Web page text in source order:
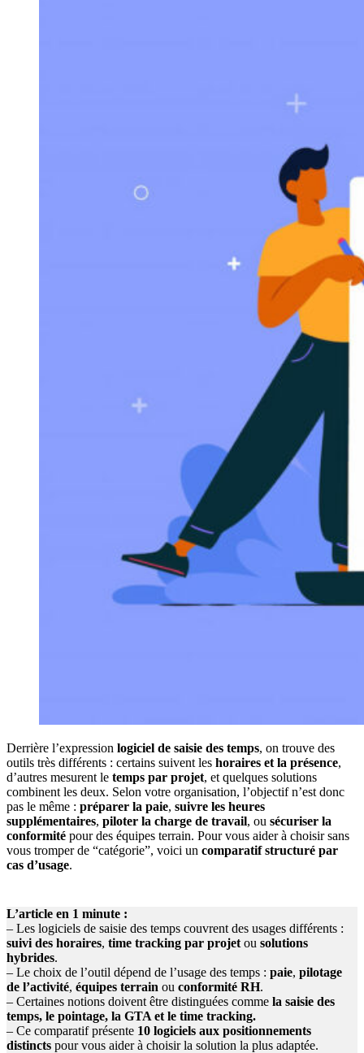
Derrière l’expression logiciel de saisie des temps, on trouve des
outils très différents : certains suivent les horaires et la présence,
d’autres mesurent le temps par projet, et quelques solutions
combinent les deux. Selon votre organisation, l’objectif n’est donc
pas le même : préparer la paie, suivre les heures
supplémentaires, piloter la charge de travail, ou sécuriser la
conformité pour des équipes terrain. Pour vous aider à choisir sans
vous tromper de “catégorie”, voici un comparatif structuré par
cas d’usage.
L’article en 1 minute :
– Les logiciels de saisie des temps couvrent des usages différents :
suivi des horaires, time tracking par projet ou solutions
hybrides.
– Le choix de l’outil dépend de l’usage des temps : paie, pilotage
de l’activité, équipes terrain ou conformité RH.
– Certaines notions doivent être distinguées comme la saisie des
temps, le pointage, la GTA et le time tracking.
– Ce comparatif présente 10 logiciels aux positionnements
distincts pour vous aider à choisir la solution la plus adaptée.